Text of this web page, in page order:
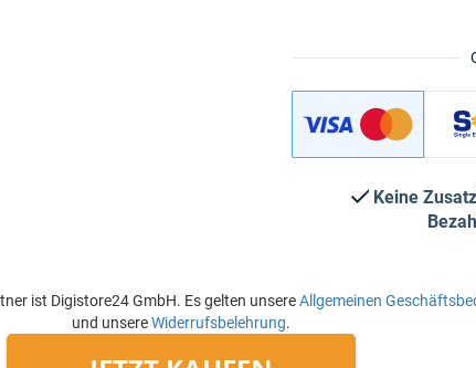
Keine
ist Digistore24 GmbH. Es gelten unsereAllgemeinen
und unsereWiderrufsbelehrung.